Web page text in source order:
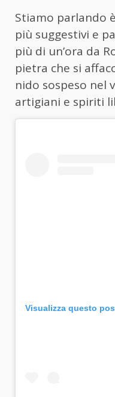
Stiamo parlando è
più suggestivi e
più di un’ora da
pietra che si
nido sospeso nel
artigiani e spiriti
Visualizza questo